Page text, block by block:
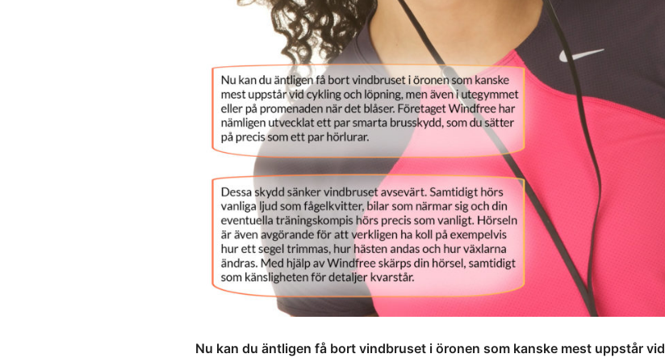
Nu kan du äntligen få bort vindbruset i öronen som kanske mest uppstår vid